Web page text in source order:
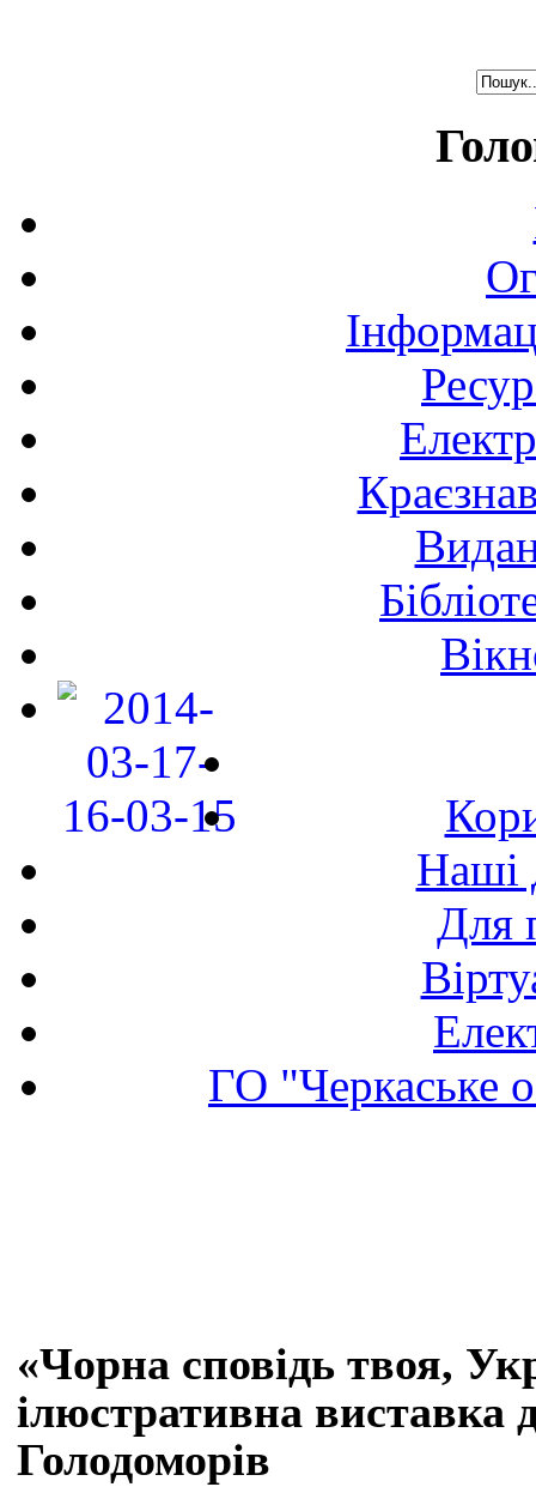
Наші
Для
ГО "Черкаське
«Чорна сповідь твоя,
ілюстративна виставка
Голодоморів